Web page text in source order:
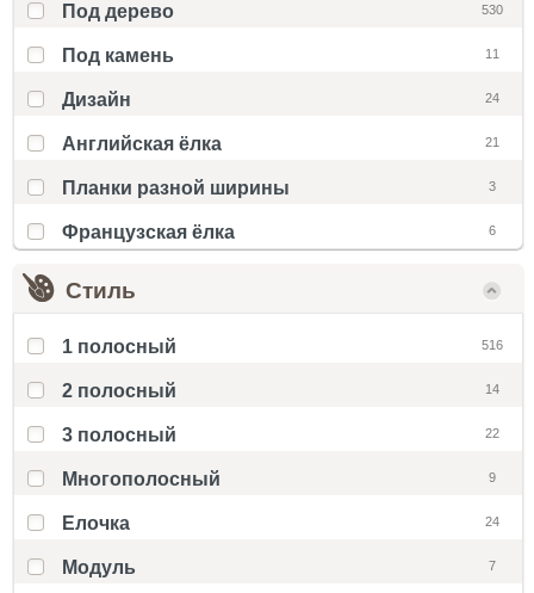
Под дерево 530
Под камень 11
Дизайн 24
Английская ёлка 21
Планки разной ширины 3
Французская ёлка 6
Стиль
1 полосный 516
2 полосный 14
3 полосный 22
Многополосный 9
Елочка 24
Модуль 7